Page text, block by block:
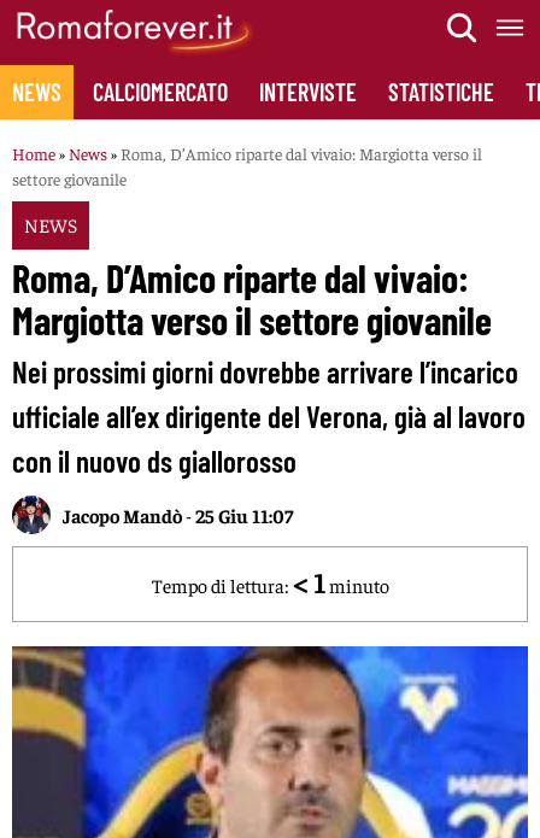
Skip
content
NEWS CALCIOMERCATO INTERVISTE STATISTICHE
Home» News» Roma, D’Amico riparte dal vivaio: Margiotta verso il
settore giovanile
NEWS
Roma, D’Amico riparte dal vivaio:
Margiotta verso il settore giovanile
Nei prossimi giorni dovrebbe arrivare l’incarico
ufficiale all’ex dirigente del Verona, già al lavoro
con il nuovo ds giallorosso
Jacopo Mandò-25 Giu 11:07
Tempo di lettura: < 1 minuto